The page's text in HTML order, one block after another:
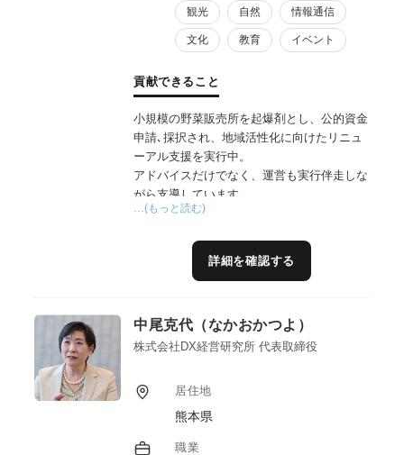
観光 自然 情報通信
文化 教育 イベント
貢献できること
小規模の野菜販売所を起爆剤とし、公的資金
申請､採択され、地域活性化に向けたリニュ
ーアル支援を実行中。
アドバイスだけでなく、運営も実行伴走しな
がら支導しています。
コンセプト作成から商品化、プロモーショ
用などプロデュースからツール制作まで、一
連のマーケティング活動をサポートしていま
なりがちな当事者ではわからない、強み発
掘､訴求策などを強化支援します。
提案実績があります。40年以上の経験、実績
で
提案だけでなく、自主運営ECサイト販路を
提供、提案することに取組中です。
…(もっと読む)
詳細を確認する
中尾克代（なかおかつよ）
株式会社DX経営研究所 代表取締役
居住地
熊本県
職業